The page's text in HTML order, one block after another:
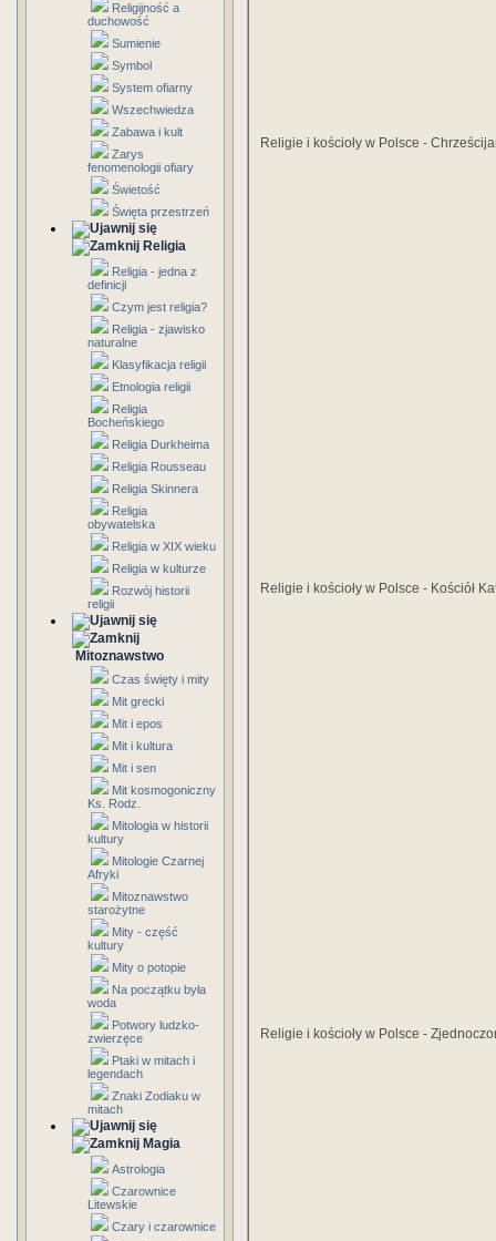
Religijność a
duchowość
Sumienie
Symbol
System ofiarny
Wszechwiedza
Zabawa i kult
Zarys
fenomenologii ofiary
Świetość
Święta przestrzeń
Religia
Religia - jedna z
definicji
Czym jest religia?
Religia - zjawisko
naturalne
Klasyfikacja religii
Etnologia religii
Religia
Bocheńskiego
Religia Durkheima
Religia Rousseau
Religia Skinnera
Religia
obywatelska
Religia w XIX wieku
Religia w kulturze
Rozwój historii
religii
Mitoznawstwo
Czas święty i mity
Mit grecki
Mit i epos
Mit i kultura
Mit i sen
Mit kosmogoniczny
Ks. Rodz.
Mitologia w historii
kultury
Mitologie Czarnej
Afryki
Mitoznawstwo
starożytne
Mity - część
kultury
Mity o potopie
Na początku była
woda
Potwory ludzko-
zwierzęce
Ptaki w mitach i
legendach
Znaki Zodiaku w
mitach
Magia
Astrologia
Czarownice
Litewskie
Czary i czarownice
Religie i kościoły w Polsce -
Religie i kościoły w Polsce - Kościół
Religie i kościoły w Polsce -